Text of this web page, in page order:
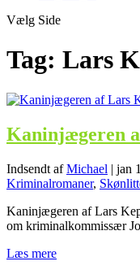
Vælg Side
Tag: Lars
Kaninjægeren
Indsendt afMichael | jan
Kriminalromaner,
Kaninjægeren af Lars
om kriminalkommissær
Læs mere